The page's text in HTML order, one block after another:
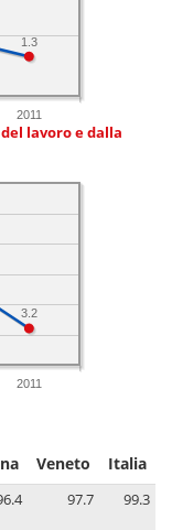
2011
1.3
lavoro e dalla
2011
3.2
Veneto Italia
97.7 99.3